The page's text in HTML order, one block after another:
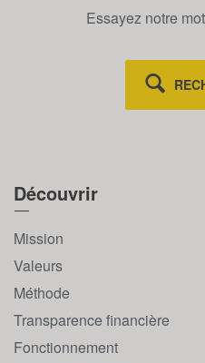
Essayez notre
Découvrir
Mission
Valeurs
Méthode
Transparence financière
Fonctionnement